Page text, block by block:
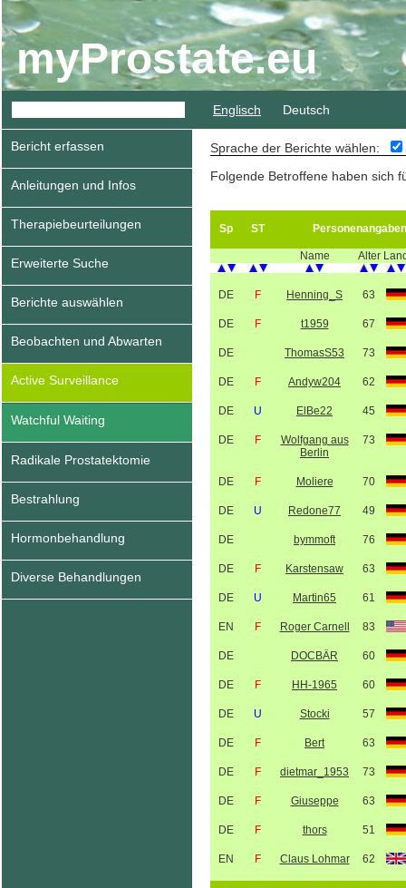
myProstate.eu
Englisch Deutsch
Bericht erfassen
Anleitungen und Infos
Therapiebeurteilungen
Erweiterte Suche
Berichte auswählen
Beobachten und Abwarten
Active Surveillance
Watchful Waiting
Radikale Prostatektomie
Bestrahlung
Hormonbehandlung
Diverse Behandlungen
Sprache der Berichte wählen:
Folgende Betroffene haben sich
Sp ST Personenangaben
Name Alter
DE F Henning_S 63
DE F t1959 67
DE ThomasS53 73
DE F Andyw204 62
DE U ElBe22 45
DE F
Wolfgang aus
Berlin
73
DE F Moliere 70
DE U Redone77 49
DE bymmoft 76
DE F Karstensaw 63
DE U Martin65 61
EN F Roger Carnell 83
DE DOCBÄR 60
DE F HH-1965 60
DE U Stocki 57
DE F Bert 63
DE F dietmar_1953 73
DE F Giuseppe 63
DE F thors 51
EN F Claus Lohmar 62